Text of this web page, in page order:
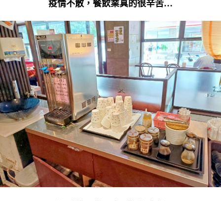
疫情不散，餐飲業真的很辛苦…